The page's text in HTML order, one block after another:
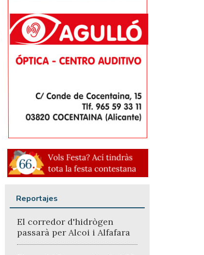
Reportajes
El corredor d'hidrògen
passarà per Alcoi i Alfafara